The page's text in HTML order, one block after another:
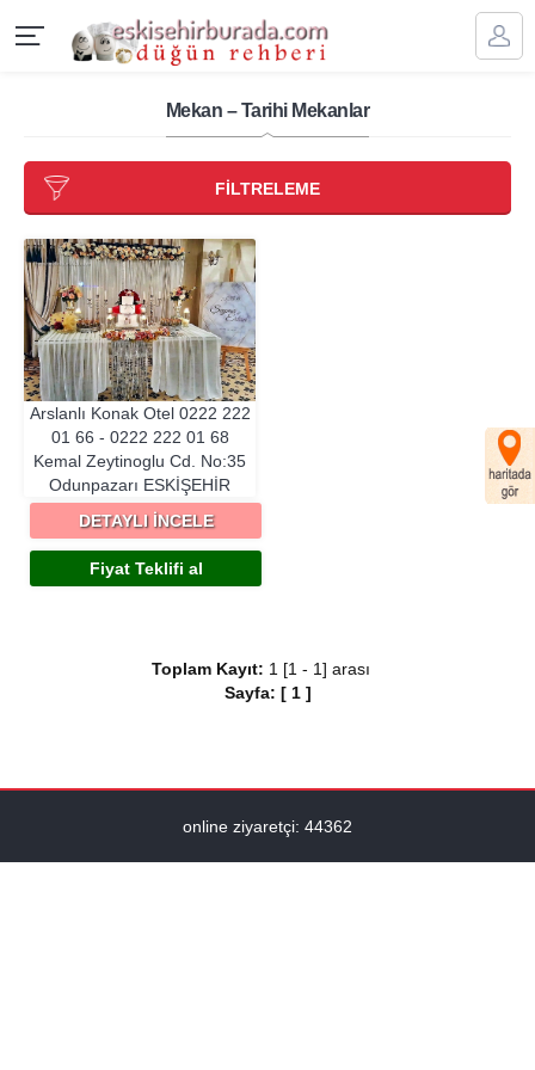
Mekan – Tarihi Mekanlar
FİLTRELEME
Arslanlı Konak Otel 0222 222
01 66 - 0222 222 01 68
Kemal Zeytinoglu Cd. No:35
Odunpazarı ESKIŞEHIR
DETAYLI İNCELE
Fiyat Teklifi al
Toplam Kayıt: 1 [1 - 1] arası
Sayfa: [ 1]
online ziyaretçi: 44362